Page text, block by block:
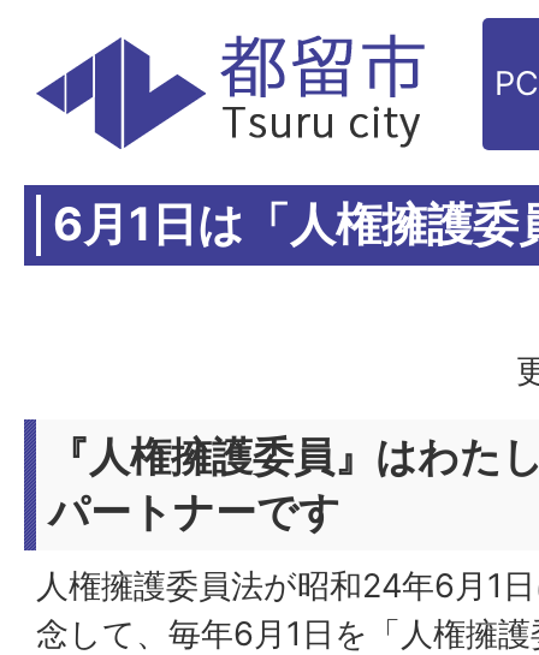
6月1日は「人権擁護委
『人権擁護委員』はわた
パートナーです
人権擁護委員法が昭和24年6月1
念して、毎年6月1日を「人権擁